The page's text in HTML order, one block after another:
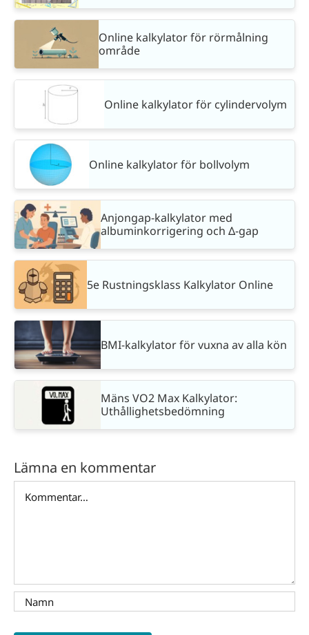
Online kalkylator för rörmålning
område
Online kalkylator för cylindervolym
Online kalkylator för bollvolym
Anjongap-kalkylator med
albuminkorrigering och Δ-gap
5e Rustningsklass Kalkylator Online
BMI-kalkylator för vuxna av alla kön
Mäns VO2 Max Kalkylator:
Uthållighetsbedömning
Lämna en kommentar